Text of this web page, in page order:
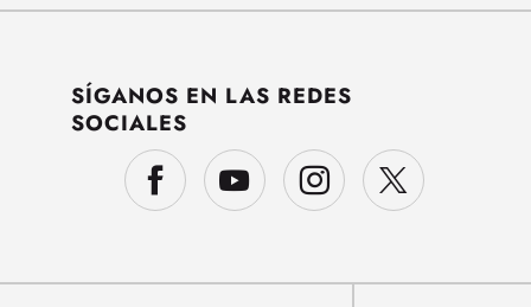
SÍGANOS EN LAS REDES
SOCIALES